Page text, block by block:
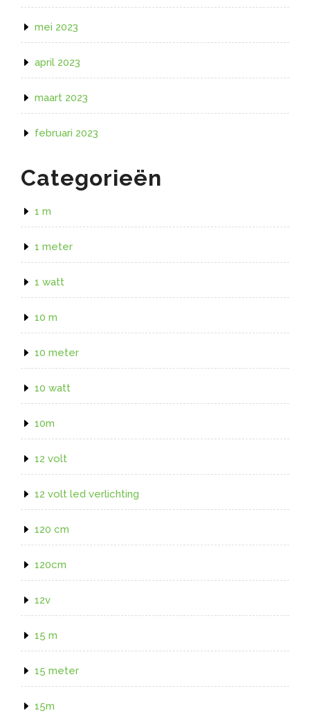
mei 2023
april 2023
maart 2023
februari 2023
Categorieën
1 m
1 meter
1 watt
10 m
10 meter
10 watt
10m
12 volt
12 volt led verlichting
120 cm
120cm
12v
15 m
15 meter
15m